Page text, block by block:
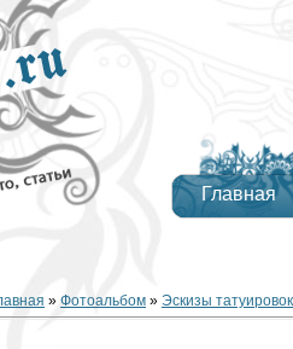
Главная
» Фотоальбом » Эскизы татуировок